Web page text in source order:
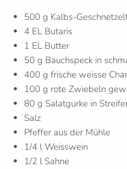
500 g Kalbs-
4 EL Butaris
1 EL Butter
50 g Bauchspeck in
400 g frische weisse
100 g rote Zwiebeln
80 g Salatgurke in
Salz
Pfeffer aus der Mühle
1/4 l Weisswein
1/2 l Sahne